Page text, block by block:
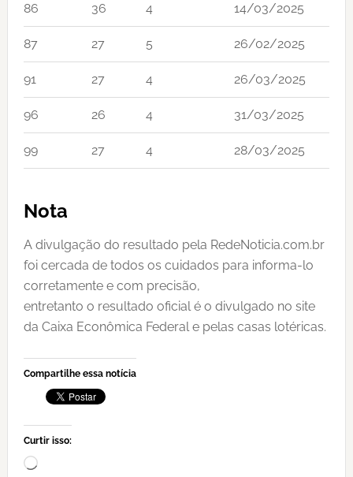
86 36 4 14/03/2025
87 27 5 26/02/2025
91 27 4 26/03/2025
96 26 4 31/03/2025
99 27 4 28/03/2025
Nota
A divulgação do resultado pela RedeNoticia.com.br
foi cercada de todos os cuidados para informa-lo
corretamente e com precisão,
entretanto o resultado oficial é o divulgado no site
da Caixa Econômica Federal e pelas casas lotéricas.
Compartilhe essa notícia
Curtir isso:
Carregando...